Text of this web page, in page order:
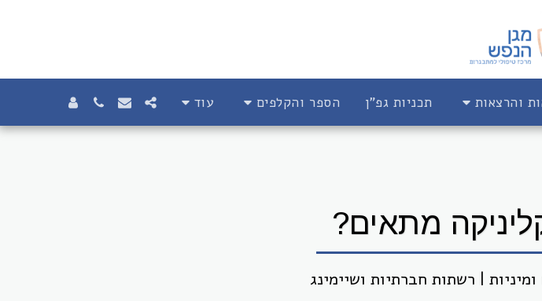
והרצאות תכניות גפ"ן הספר והקלפים עוד
מתאים?
| רשתות חברתיות ושיימינג